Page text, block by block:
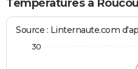
Températures à
Source : Linternaute.com
30